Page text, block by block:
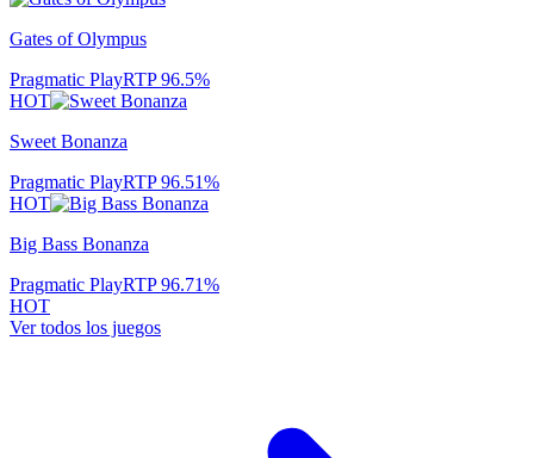
Gates of Olympus
Pragmatic PlayRTP96.5%
HOT
Sweet Bonanza
Pragmatic PlayRTP96.51%
HOT
Big Bass Bonanza
Pragmatic PlayRTP96.71%
HOT
Ver todos los juegos